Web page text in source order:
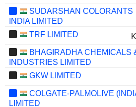
SUDARSHAN COLORANTS
INDIA LIMITED
TRF LIMITED
BHAGIRADHA CHEMICALS
INDUSTRIES LIMITED
GKW LIMITED
COLGATE-PALMOLIVE
LIMITED